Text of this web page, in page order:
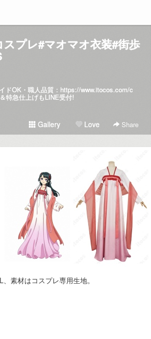
プレ#マオマオ衣装#街歩
ドOK・職人品質： https://www.itocos.com/c
特急仕上げもLINE受付!
Gallery Love Share
素材はコスプレ専用生地。